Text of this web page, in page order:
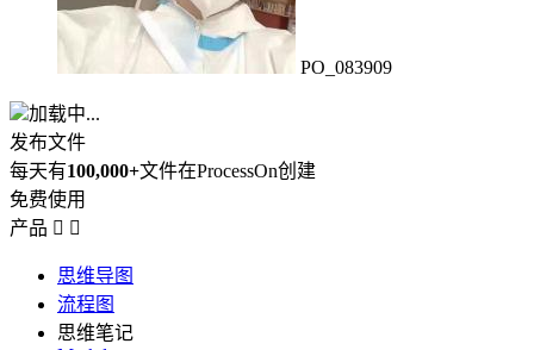
PO_083909
加载中...
发布文件
每天有100,000+文件在ProcessOn创建
免费使用
产品  
思维导图
流程图
思维笔记